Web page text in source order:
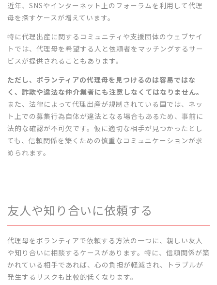
近年、SNSやインターネット上のフォーラムを利用して代理
母を探すケースが増えています。
特に代理出産に関するコミュニティや支援団体のウェブサイ
トでは、代理母を希望する人と依頼者をマッチングするサー
ビスが提供されることもあります。
ただし、ボランティアの代理母を見つけるのは容易ではな
く、詐欺や違法な仲介業者にも注意しなくてはなりません。
また、法律によって代理出産が規制されている国では、ネッ
ト上での募集行為自体が違法となる場合もあるため、事前に
法的な確認が不可欠です。仮に適切な相手が見つかったとし
ても、信頼関係を築くための慎重なコミュニケーションが求
められます。
友人や知り合いに依頼する
代理母をボランティアで依頼する方法の一つに、親しい友人
や知り合いに相談するケースがあります。特に、信頼関係が築
かれている相手であれば、心の負担が軽減され、トラブルが
発生するリスクも比較的低くなります。